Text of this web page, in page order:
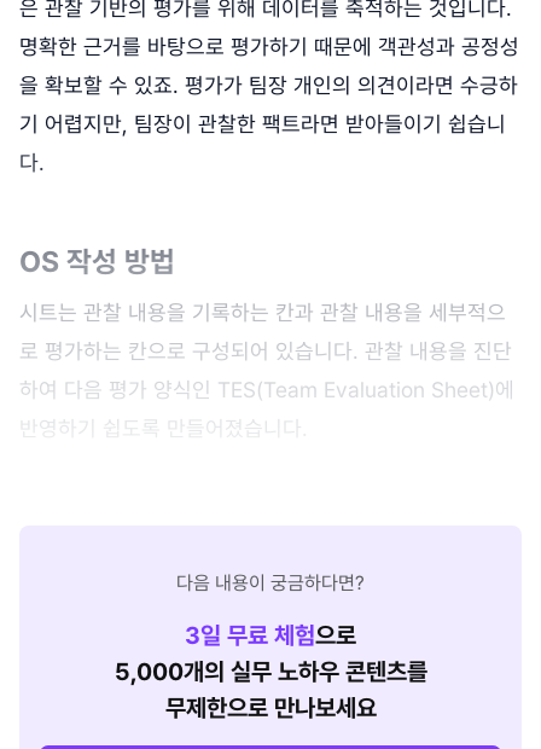
은 관찰 기반의 평가를 위해 데이터를 축적하는 것입니다.
명확한 근거를 바탕으로 평가하기 때문에 객관성과 공정성
을 확보할 수 있죠. 평가가 팀장 개인의 의견이라면 수긍하
기 어렵지만, 팀장이 관찰한 팩트라면 받아들이기 쉽습니
다.
OS 작성 방법
시트는 관찰 내용을 기록하는 칸과 관찰 내용을 세부적으
로 평가하는 칸으로 구성되어 있습니다. 관찰 내용을 진단
하여 다음 평가 양식인 TES(Team Evaluation Sheet)에
반영하기 쉽도록 만들어졌습니다.
다음 내용이 궁금하다면?
3일 무료 체험으로
5,000개의 실무 노하우 콘텐츠를
무제한으로 만나보세요